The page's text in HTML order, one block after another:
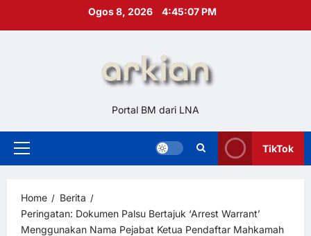
Ogos 8, 2026 4:45:08 PM
Portal BM dari LNA
Primary
TikTok
Home
Berita
Peringatan: Dokumen Palsu Bertajuk ‘Arrest Warrant’
Menggunakan Nama Pejabat Ketua Pendaftar Mahkamah